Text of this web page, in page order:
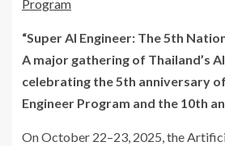
Program
“Super AI Engineer: The 5th
A major gathering of Thailand’s
celebrating the 5th anniversary
Engineer Program and the 10th
On October 22–23, 2025, the